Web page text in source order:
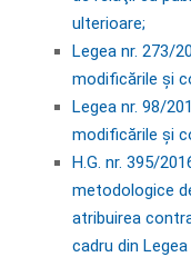
ulterioare;
Legea nr. 273/
modificările și
Legea nr. 98/
modificările și
H.G. nr. 395/
metodologice
atribuirea
cadru din